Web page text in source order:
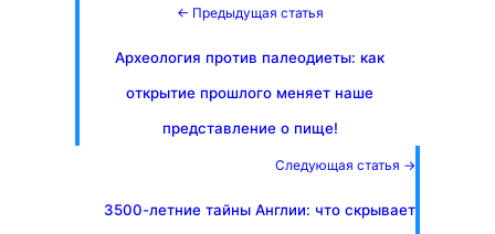
← Предыдущая статья
Археология против палеодиеты: как
открытие прошлого меняет наше
представление о пище!
Следующая статья →
3500-летние тайны Англии: что скрывает